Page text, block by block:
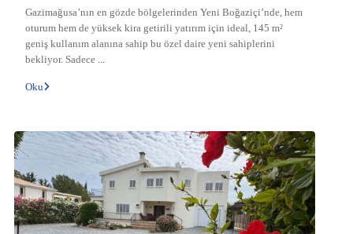
Gazimağusa’nın en gözde bölgelerinden Yeni Boğaziçi’nde, hem
oturum hem de yüksek kira getirili yatırım için ideal, 145 m²
geniş kullanım alanına sahip bu özel daire yeni sahiplerini
bekliyor. Sadece
Oku